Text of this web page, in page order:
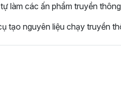
làm các ấn phẩm truyền
tạo nguyên liệu chạy truyền